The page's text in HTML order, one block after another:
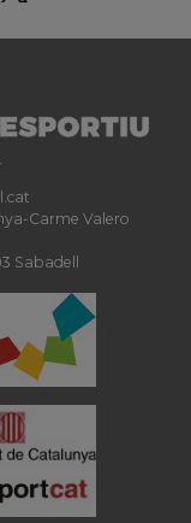
Carme Valero
Sabadell